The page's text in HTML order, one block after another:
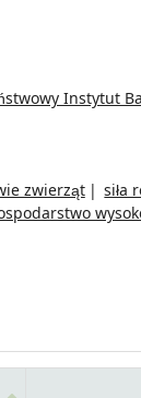
Instytut
zwierząt
siła